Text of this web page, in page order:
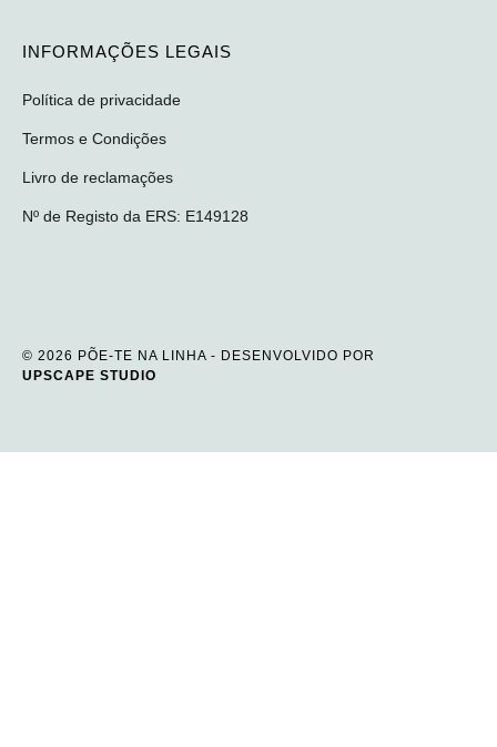
INFORMAÇÕES LEGAIS
Política de privacidade
Termos e Condições
Livro de reclamações
Nº de Registo da ERS: E149128
© 2026 PÕE-TE NA LINHA - DESENVOLVIDO POR
UPSCAPE STUDIO